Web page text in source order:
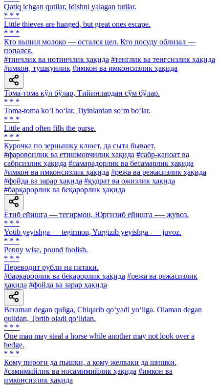
Qatiq ichgan qutilar, Idishni yalagan tutilar.
* * *
Little thieves are hanged, but great ones escape.
* * *
Кто выпил молоко — остался цел. Кто посуду облизал —
попался.
#тинчлик ва нотинчлик ҳақида #тенглик ва тенгсизлик ҳақида
#имкон, тушкунлик #имкон ва имконсизлик ҳақида
Тома-тома кўл бўлар, Тийинлардан сўм бўлар.
* * *
Toma-toma ko‘l bo‘lar, Tiyinlardan so‘m bo‘lar.
* * *
Little and often fills the purse.
* * *
Курочка по зернышку клюет, да сыта бывает.
#фаровонлик ва етишмовчилик ҳақида #сабр-қаноат ва
сабрсизлик ҳақида #самарадорлик ва бесамарлик ҳақида
#имкон ва имконсизлик ҳақида #режа ва режасизлик ҳақида
#фойда ва зарар ҳақида #қудрат ва ожизлик ҳақида
#барқарорлик ва беқарорлик ҳақида
Ётиб ейишга — тегирмон, Юргизиб ейишга -— жувоз.
* * *
Yotib yeyishga — tegirmon, Yurgizib yeyishga -— juvoz.
* * *
Penny wise, pound foolish.
* * *
Переводит рубли на пятаки.
#барқарорлик ва беқарорлик ҳақида #режа ва режасизлик
ҳақида #фойда ва зарар ҳақида
Beraman degan quliga, Chiqarib qo‘yadi yo‘liga. Olaman degan
qulidan, Tortib oladi qo‘lidan.
* * *
One man may steal a horse while another may not look over a
hedge.
* * *
Кому пироги да пышки, а кому желваки да шишки.
#самимийлик ва носамимийлик ҳақида #имкон ва
имконсизлик ҳақида